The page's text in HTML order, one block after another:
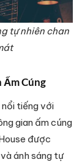
tự nhiên chan
Ấm Cúng
tiếng với
gian ấm cúng
được
ánh sáng tự